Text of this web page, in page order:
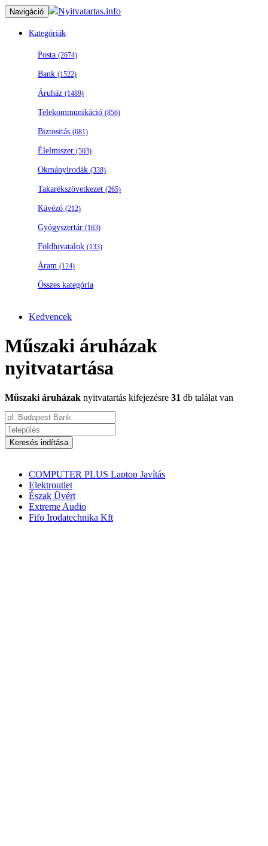
Navigáció Nyitvatartas.info
Kategóriák
Posta (2674)
Bank (1522)
Áruház (1489)
Telekommunikáció (856)
Biztositás (681)
Élelmiszer (503)
Okmányirodák (338)
Takarékszövetkezet (265)
Kávézó (212)
Gyógyszertár (163)
Földhivatalok (133)
Áram (124)
Összes kategória
Kedvencek
Műszaki áruházak
nyitvatartása
Műszaki áruházak nyitvatartás kifejezésre 31 db találat van
Keresés indítása
COMPUTER PLUS Laptop Javítás
Elektroutlet
Észak Üvért
Extreme Audio
Fifo Irodatechnika Kft